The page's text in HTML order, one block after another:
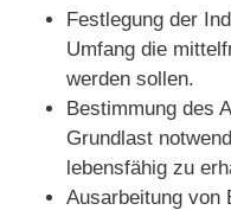
Festlegung der
Umfang die
werden sollen.
Bestimmung des
Grundlast
lebensfähig zu
Ausarbeitung von